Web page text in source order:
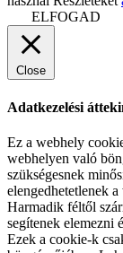
ELFOGAD
Close
Adatkezelési
Ez a webhely
webhelyen való
szükségesnek
elengedhetetlenek
Harmadik féltől
segítenek elemezni
Ezek a cookie-k